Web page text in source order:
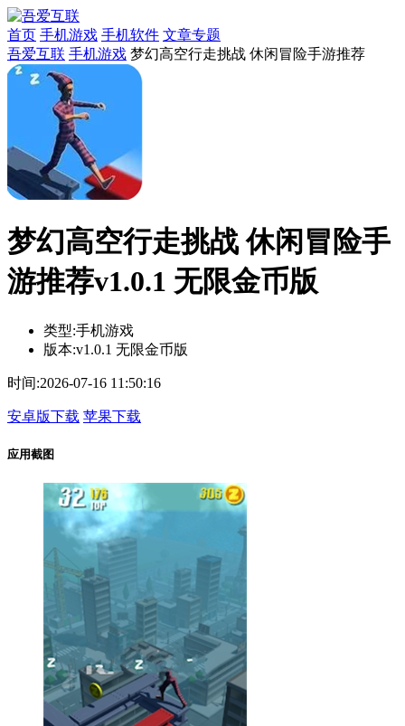
首页 手机游戏 手机软件 文章专题
吾爱互联 手机游戏 梦幻高空行走挑战 休闲冒险手游推荐
梦幻高空行走挑战 休闲冒险手
游推荐v1.0.1 无限金币版
类型:手机游戏
版本:v1.0.1 无限金币版
时间:2026-07-16 11:50:16
安卓版下载 苹果下载
应用截图